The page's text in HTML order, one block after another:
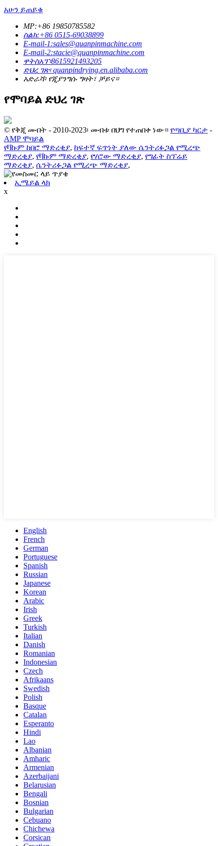
አሁን ይጠይቁ
MP:+86 19850785582
ስልክ:+86 0515-69038899
E-mail-1:sales@quanpinmachine.com
E-mail-2:stacie@quanpinmachine.com
ዋትስአፕ፡8615921493205
ድህረ ገጽ፡ quanpindrying.en.alibaba.com
አድራሻ፡ የጂያንግሱ ግዛት፣ ቻይና።
የሞባይል ድህረ ገጽ
© የቅጂ መብት - 2010-2023፡ መብቱ በህግ የተጠበቀ ነው። የጣቢያ ካርታ -
AMP ሞባይል
የቫኩም ከበሮ ማድረቂያ, ከፍተኛ ፍጥነት ያለው ሴንትሪፉጋል የሚረጭ
ማድረቂያ, የቫኩም ማድረቂያ, የሃሮው ማድረቂያ, የግፊት ስፕሬይ
ማድረቂያ, ሴንትሪፉጋል የሚረጭ ማድረቂያ,
ኢሜይል ላክ
x
English
French
German
Portuguese
Spanish
Russian
Japanese
Korean
Arabic
Irish
Greek
Turkish
Italian
Danish
Romanian
Indonesian
Czech
Afrikaans
Swedish
Polish
Basque
Catalan
Esperanto
Hindi
Lao
Albanian
Amharic
Armenian
Azerbaijani
Belarusian
Bengali
Bosnian
Bulgarian
Cebuano
Chichewa
Corsican